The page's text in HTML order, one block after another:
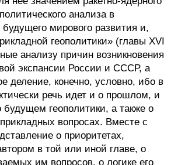
анализа в
будущего мирового развития и,
геополитики» (главы XVI
анализу причин возникновения
экспансии России и СССР, а
деление, конечно, условно, ибо в
речь идет и о прошлом, и
геополитики, а также о
вопросах. Вместе с
о приоритетах,
в той или иной главе, о
им вопросов, о логике его